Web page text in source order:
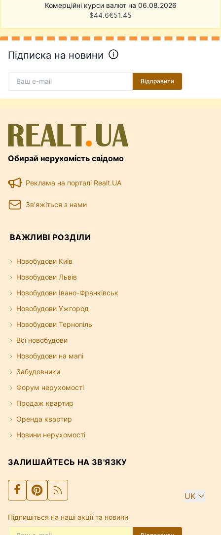
Комерційні курси валют на 06.08.2026
$44.6€51.45
Підписка на новини
Відправити
Обирай нерухомість свідомо
Реклама на порталі Realt.UA
Зв'яжіться з нами
ВАЖЛИВІ РОЗДІЛИ
Новобудови Київ
Новобудови Львів
Новобудови Івано-Франківськ
Новобудови Ужгород
Новобудови Тернопіль
Всі новобудови
Новобудови на мапі
Забудовники
Форум нерухомості
Продаж квартир
Оренда квартир
Новини нерухомості
ЗАЛИШАЙТЕСЬ НА ЗВ'ЯЗКУ
UK
Підпишіться на наші акції та новини